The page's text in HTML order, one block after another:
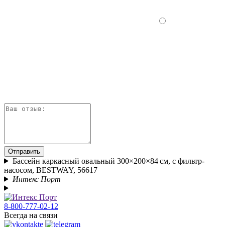
Отправить
Бассейн каркасный овальный 300×200×84 см, с фильтр-
насосом, BESTWAY, 56617
Интекс Порт
8-800-777-02-12
Всегда на связи